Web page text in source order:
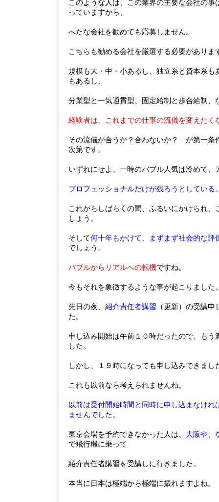
このような人は、この業界の主要な会社の事
っていますから、
へたな会社を勧めても応募しません。
こちらも勧める会社を厳選する必要がありま
規模も大・中・小あるし、独立系と資本系も
もあるし、
分業型と一気通貫型、固定給制と歩合給制、
経験者は、これまでの仕事の流儀を変えたく
その流儀が合うか？合わないか？ が第一条
次第です。
いずれにせよ、一時のバブル人気は冷めて、
プロフェッショナルだけが残ろうとしている
これからしばらくの間、ふるいにかけられ、
しょう。
そして何十年もかけて、まずまず社会的な評
でしょう。
バブルからリアルへの転機ですね。
今もそれを象徴するような事が起こりました
先日の夜、 紹介責任者講習 （更新）の受講
た。
申し込み開始は午前１０時だったので、もう
した。
しかし、１９時になっても申し込みできまし
これも以前なら考えられませんね。
以前は受付開始時間と同時に申し込まなけれ
ませんでした。
東京会場を予約できなかった人は、 大阪や、
で飛行機に乗って
紹介責任者講習を受講しに行きました。
本当に日本は極端から極端に振れますよね。